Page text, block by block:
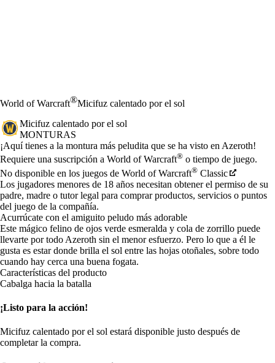
World of Warcraft®Micifuz calentado por el sol
Micifuz calentado por el sol
MONTURAS
Product Notification
¡Aquí tienes a la montura más peludita que se ha visto en Azeroth!
Precio
Available actions
Requiere una suscripción a World of Warcraft® o tiempo de juego.
No disponible en los juegos de World of Warcraft® Classic
Los jugadores menores de 18 años necesitan obtener el permiso de su
padre, madre o tutor legal para comprar productos, servicios o puntos
del juego de la compañía.
Acurrúcate con el amiguito peludo más adorable
Este mágico felino de ojos verde esmeralda y cola de zorrillo puede
llevarte por todo Azeroth sin el menor esfuerzo. Pero lo que a él le
gusta es estar donde brilla el sol entre las hojas otoñales, sobre todo
cuando hay cerca una buena fogata.
Características del producto
Cabalga hacia la batalla
¡Listo para la acción!
Micifuz calentado por el sol estará disponible justo después de
completar la compra.